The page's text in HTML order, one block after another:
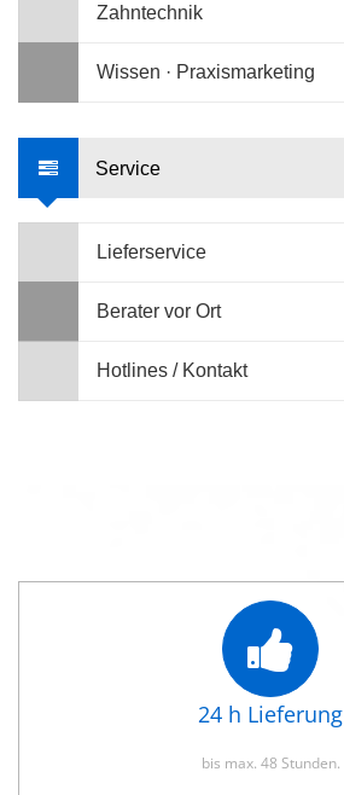
Zahntechnik
Wissen · Praxismarketing
Service
Lieferservice
Berater vor Ort
Hotlines / Kontakt
24 h Lieferung
bis max. 48 Stunden.